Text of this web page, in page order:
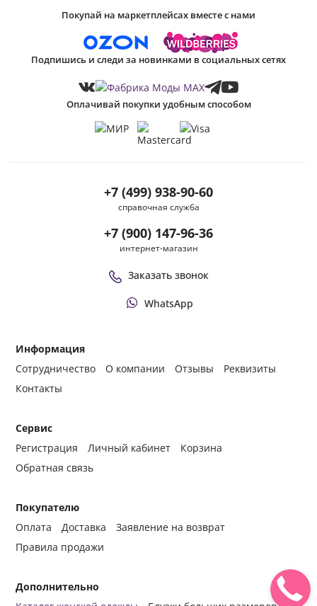
Информация
Сотрудничество
О компании Отзывы
Реквизиты
Контакты
Сервис
Регистрация
Личный кабинет
Корзина
Обратная связь
Покупателю
Оплата
Доставка
Заявление на возврат
Правила продажи
Дополнительно
+7 (499) 938-90-60
справочная служба
+7 (900) 147-96-36
интернет-магазин
Заказать звонок
WhatsApp
Покупай на маркетплейсах вместе с нами
Подпишись и следи за новинками в социальных сетях
Оплачивай покупки удобным способом